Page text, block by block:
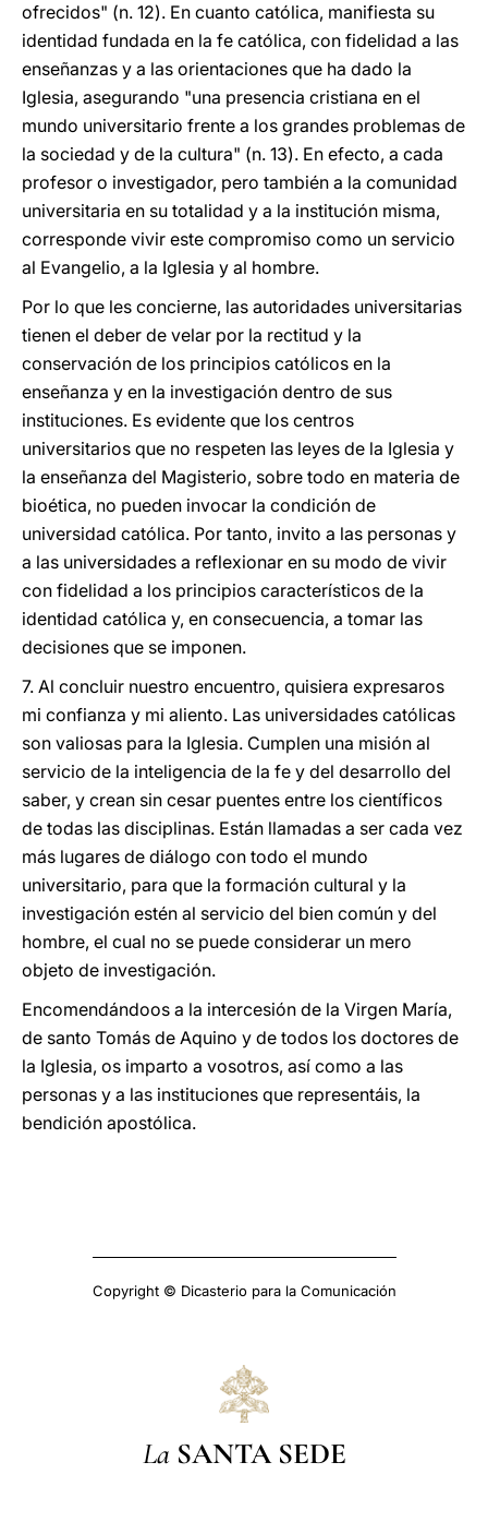
ofrecidos" (n. 12). En cuanto católica, manifiesta su
identidad fundada en la fe católica, con fidelidad a las
enseñanzas y a las orientaciones que ha dado la
Iglesia, asegurando "una presencia cristiana en el
mundo universitario frente a los grandes problemas de
la sociedad y de la cultura" (n. 13). En efecto, a cada
profesor o investigador, pero también a la comunidad
universitaria en su totalidad y a la institución misma,
corresponde vivir este compromiso como un servicio
al Evangelio, a la Iglesia y al hombre.
Por lo que les concierne, las autoridades universitarias
tienen el deber de velar por la rectitud y la
conservación de los principios católicos en la
enseñanza y en la investigación dentro de sus
instituciones. Es evidente que los centros
universitarios que no respeten las leyes de la Iglesia y
la enseñanza del Magisterio, sobre todo en materia de
bioética, no pueden invocar la condición de
universidad católica. Por tanto, invito a las personas y
a las universidades a reflexionar en su modo de vivir
con fidelidad a los principios característicos de la
identidad católica y, en consecuencia, a tomar las
decisiones que se imponen.
7. Al concluir nuestro encuentro, quisiera expresaros
mi confianza y mi aliento. Las universidades católicas
son valiosas para la Iglesia. Cumplen una misión al
servicio de la inteligencia de la fe y del desarrollo del
saber, y crean sin cesar puentes entre los científicos
de todas las disciplinas. Están llamadas a ser cada vez
más lugares de diálogo con todo el mundo
universitario, para que la formación cultural y la
investigación estén al servicio del bien común y del
hombre, el cual no se puede considerar un mero
objeto de investigación.
Encomendándoos a la intercesión de la Virgen María,
de santo Tomás de Aquino y de todos los doctores de
la Iglesia, os imparto a vosotros, así como a las
personas y a las instituciones que representáis, la
bendición apostólica.
Copyright © Dicasterio para la Comunicación
La SANTA SEDE